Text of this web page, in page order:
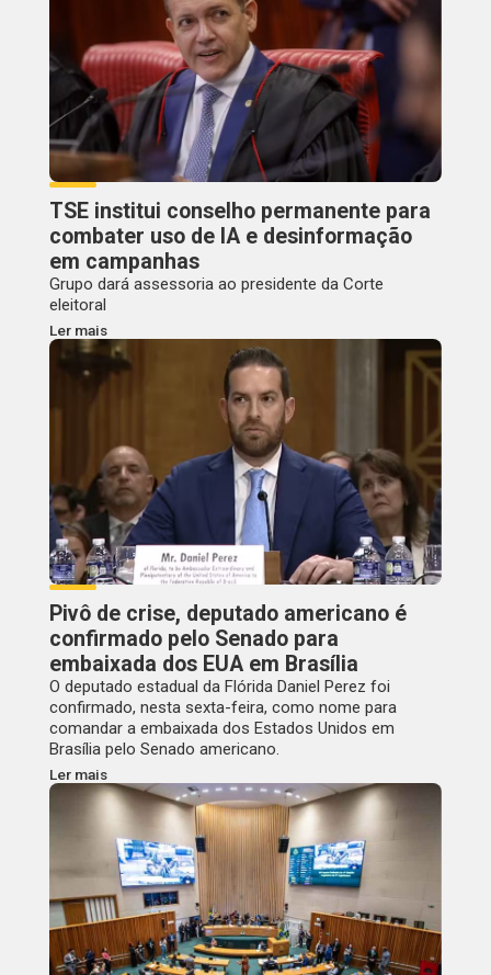
TSE institui conselho permanente para
combater uso de IA e desinformação
em campanhas
Grupo dará assessoria ao presidente da Corte
eleitoral
Ler mais
Pivô de crise, deputado americano é
confirmado pelo Senado para
embaixada dos EUA em Brasília
O deputado estadual da Flórida Daniel Perez foi
confirmado, nesta sexta-feira, como nome para
comandar a embaixada dos Estados Unidos em
Brasília pelo Senado americano.
Ler mais